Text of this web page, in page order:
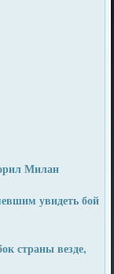
Милан
увидеть бой
страны везде,